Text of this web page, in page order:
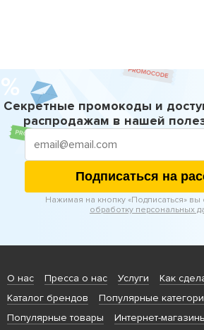
Секретные промокоды и
распродажам в нашей
Подписаться на
Нажимая на кнопку «Подписаться» вы
обработку персональных
О нас Пресса о нас Услуги
Как
Каталог брендов
Популярные
Популярные товары
Интернет-